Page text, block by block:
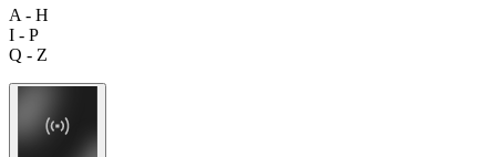
A - H
I - P
Q - Z